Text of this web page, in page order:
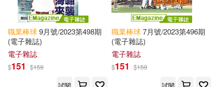
職業棒球9月號/2023第498期
(電子雜誌)
電子雜誌
$151 $159
職業棒球7月號/2023第496期
(電子雜誌)
電子雜誌
$151 $159